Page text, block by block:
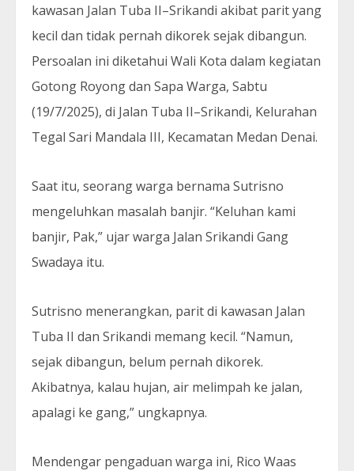
kawasan Jalan Tuba II–Srikandi akibat parit yang
kecil dan tidak pernah dikorek sejak dibangun.
Persoalan ini diketahui Wali Kota dalam kegiatan
Gotong Royong dan Sapa Warga, Sabtu
(19/7/2025), di Jalan Tuba II–Srikandi, Kelurahan
Tegal Sari Mandala III, Kecamatan Medan Denai.
Saat itu, seorang warga bernama Sutrisno
mengeluhkan masalah banjir. “Keluhan kami
banjir, Pak,” ujar warga Jalan Srikandi Gang
Swadaya itu.
Sutrisno menerangkan, parit di kawasan Jalan
Tuba II dan Srikandi memang kecil. “Namun,
sejak dibangun, belum pernah dikorek.
Akibatnya, kalau hujan, air melimpah ke jalan,
apalagi ke gang,” ungkapnya.
Mendengar pengaduan warga ini, Rico Waas